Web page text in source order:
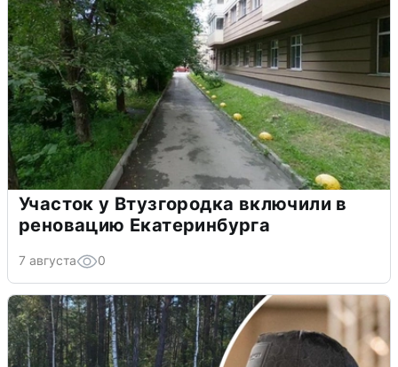
Участок у Втузгородка включили в
реновацию Екатеринбурга
7 августа 0